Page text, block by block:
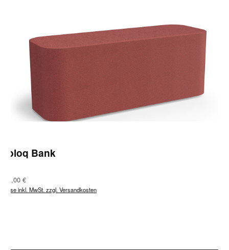
Coloq Bank
Regulärer Preis:
621,00 €
Preise inkl. MwSt. zzgl. Versandkosten